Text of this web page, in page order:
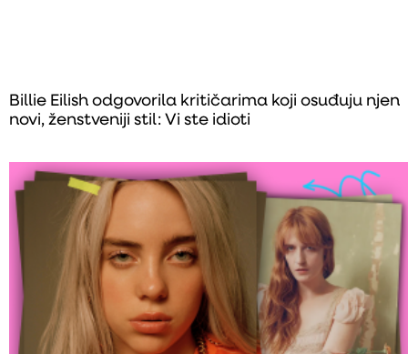
Billie Eilish odgovorila kritičarima koji osuđuju njen
novi, ženstveniji stil: Vi ste idioti